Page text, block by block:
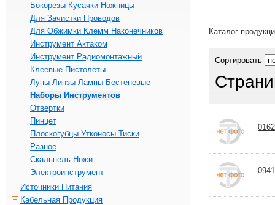
Каталог
Сортировать
Бокорезы Кусачки Ножницы
Для Зачистки Проводов
Для Обжимки Клемм Наконечников
Инструмент Актаком
Инструмент Радиомонтажный
Клеевые Пистолеты
Лупы Линзы Лампы Бестеневые
Наборы Инструментов
Отвертки
Пинцет
Плоскогубцы Утконосы Тиски
Разное
Скальпель Ножи
Электроинструмент
Источники Питания
Кабельная Продукция